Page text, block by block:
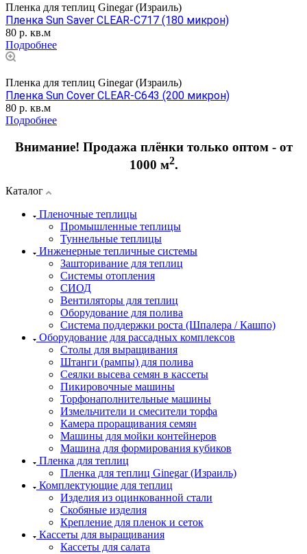
Пленка для теплиц Ginegar (Израиль)
Пленка Sun Saver CLEAR-C717 (180 микрон)
80 р. кв.м
Подробнее
Пленка для теплиц Ginegar (Израиль)
Пленка Sun Cover CLEAR-C643 (200 микрон)
80 р. кв.м
Подробнее
Внимание! Продажа плёнки только оптом - от
1000 м2.
Каталог
Пленочные теплицы
Промышленные теплицы
Туннельные теплицы
Инженерные тепличные системы
Зашторивание для теплиц
Системы отопления
СИОД
Вентиляторы для теплиц
Оборудование для полива
Система поддержки роста (Шпалера / Кашпо)
Оборудование для рассадных комплексов
Столы для выращивания
Штанги (рампы) для полива
Сеялки высева семян в кассеты
Пикировочные машины
Торфонаполнительные машины
Измельчители и смесители торфа
Камера проращивания семян
Машины для мойки контейнеров
Машина для формирования кубиков
Пленка для теплиц
Пленка для теплиц Ginegar (Израиль)
Комплектующие для теплиц
Изделия из оцинкованной стали
Скобяные изделия
Крепление для пленок и сеток
Кассеты для выращивания
Кассеты для салата